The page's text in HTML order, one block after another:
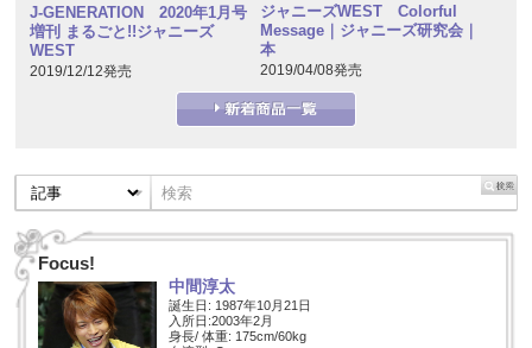
J-GENERATION 2020年1月号
増刊 まるごと!!ジャニーズ
WEST
2019/12/12発売
ジャニーズWEST Colorful
Message｜ジャニーズ研究会｜
本
2019/04/08発売
Focus!
中間淳太
誕生日: 1987年10月21日
入所日:2003年2月
身長/ 体重: 175cm/60kg